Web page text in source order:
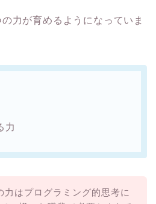
力が育めるようになっていま
力
力はプログラミング的思考に